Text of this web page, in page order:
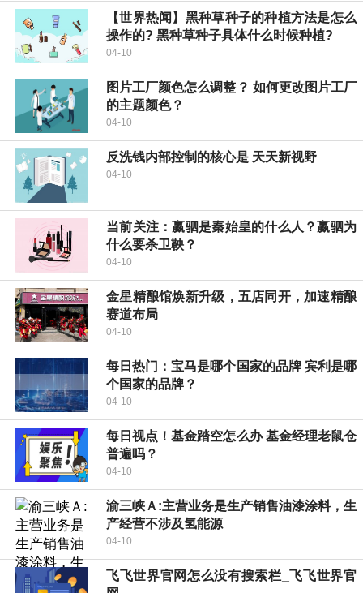
【世界热闻】黑种草种子的种植方法是怎么
操作的? 黑种草种子具体什么时候种植?
04-10
图片工厂颜色怎么调整？ 如何更改图片工厂
的主题颜色？
04-10
反洗钱内部控制的核心是 天天新视野
04-10
当前关注：嬴驷是秦始皇的什么人？嬴驷为
什么要杀卫鞅？
04-10
金星精酿馆焕新升级，五店同开，加速精酿
赛道布局
04-10
每日热门：宝马是哪个国家的品牌 宾利是哪
个国家的品牌？
04-10
每日视点！基金踏空怎么办 基金经理老鼠仓
普遍吗？
04-10
渝三峡Ａ:主营业务是生产销售油漆涂料，生
产经营不涉及氢能源
04-10
飞飞世界官网怎么没有搜索栏_飞飞世界官